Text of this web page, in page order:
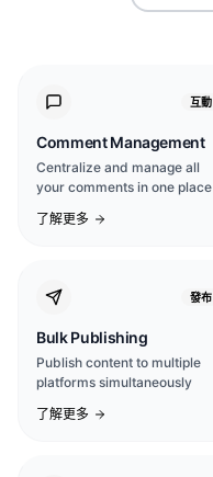
互動
Comment Management
Centralize and manage all
your comments in one place
了解更多
發布
Bulk Publishing
Publish content to multiple
platforms simultaneously
了解更多